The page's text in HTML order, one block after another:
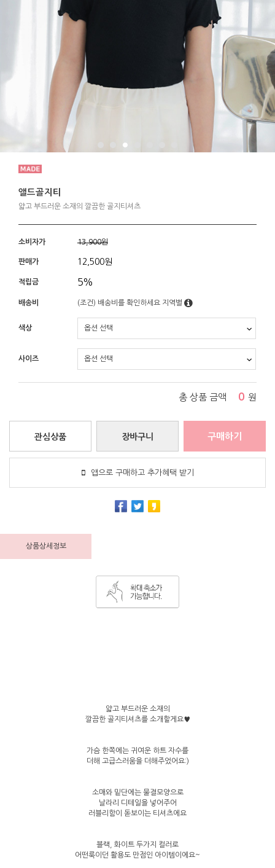
앨드골지티
얇고 부드러운 소재의 깔끔한 골지티셔츠
소비자가 13,900원
판매가 12,500원
적립금 5%
배송비 (조건) 배송비를 확인하세요 지역별
색상
사이즈
총 상품 금액 0 원
장바구니
관심상품 구매하기
앱으로 구매하고 추가혜택 받기
상품상세정보
얇고 부드러운 소재의
깔끔한 골지티셔츠를 소개할게요♥
가슴 한쪽에는 귀여운 하트 자수를
더해 고급스러움을 더해주었어요:)
소매와 밑단에는 물결모양으로
날라리 디테일을 넣어주어
러블리함이 돋보이는 티셔츠에요
블랙, 화이트 두가지 컬러로
어떤룩이던 활용도 만점인 아이템이에요~